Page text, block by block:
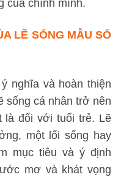
của chính mình.
LẼ SỐNG MẪU SỐ
nghĩa và hoàn thiện
sống cá nhân trở nên
là đối với tuổi trẻ. Lẽ
một lối sống hay
mục tiêu và ý định
mơ và khát vọng